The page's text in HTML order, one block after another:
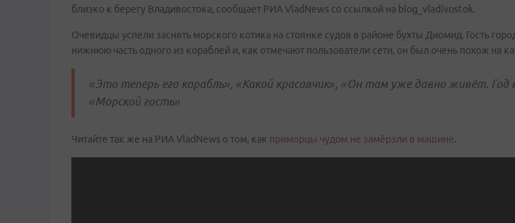
близко к берегу Владивостока, сообщает РИА VladNews со ссылкой на blog_vladivostok.
Очевидцы успели заснять морского котика на стоянке судов в районе бухты Диомид. Гость
нижнюю часть одного из кораблей и, как отмечают пользователи сети, он был очень похож на
«Это теперь его корабль», «Какой красавчик», «Он там уже давно живёт. Год
«Морской гость»
Читайте так же на РИА VladNews о том, как приморцы чудом не замёрзли в машине.